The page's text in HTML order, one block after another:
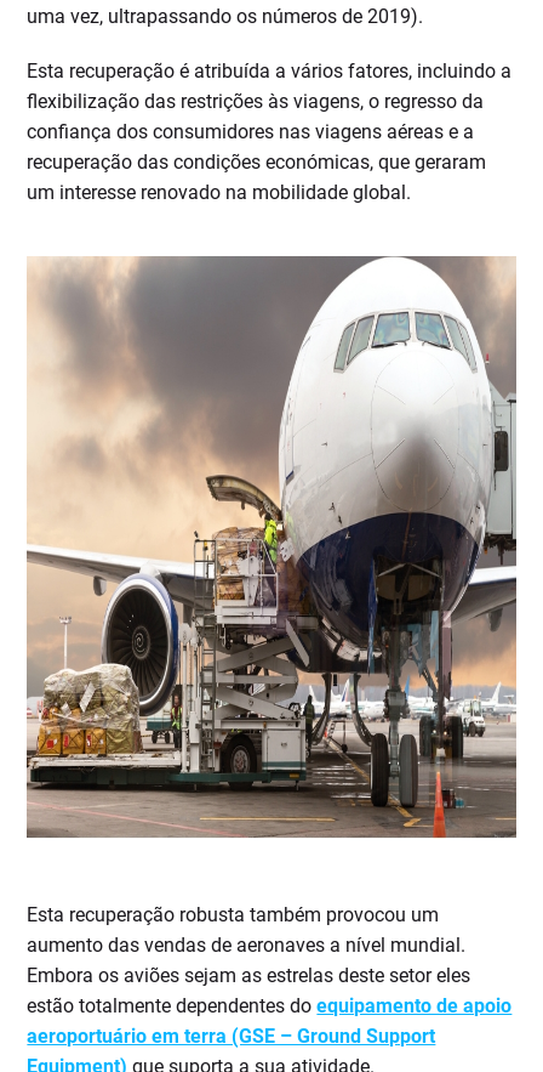
uma vez, ultrapassando os números de 2019).
Esta recuperação é atribuída a vários fatores, incluindo a
flexibilização das restrições às viagens, o regresso da
confiança dos consumidores nas viagens aéreas e a
recuperação das condições económicas, que geraram
um interesse renovado na mobilidade global.
Esta recuperação robusta também provocou um
aumento das vendas de aeronaves a nível mundial.
Embora os aviões sejam as estrelas deste setor eles
estão totalmente dependentes doequipamento de apoio
aeroportuário em terra (GSE – Ground Support
Equipment) que suporta a sua atividade.